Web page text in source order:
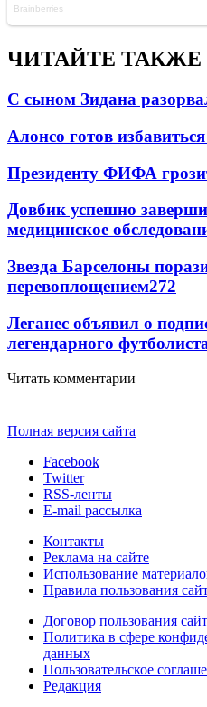
ЧИТАЙТЕ ТАКЖЕ
С сыном Зидана
Алонсо готов
Президенту ФИФА
Довбик успешно
медицинское
Звезда Барселоны
перевоплощением272
Леганес объявил о
легендарного
Читать комментарии
Полная версия сайта
Facebook
Twitter
RSS-ленты
E-mail рассылка
Контакты
Реклама на сайте
Использование
Правила пользования
Договор пользования
Политика в сфере
данных
Пользовательское
Редакция